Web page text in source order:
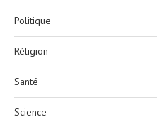
Politique
Réligion
Santé
Science